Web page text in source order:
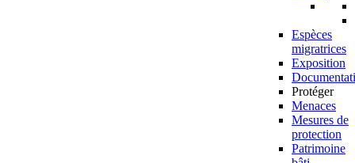
Espèces
migratrices
Exposition
Protéger
Menaces
Mesures de
protection
Patrimoine